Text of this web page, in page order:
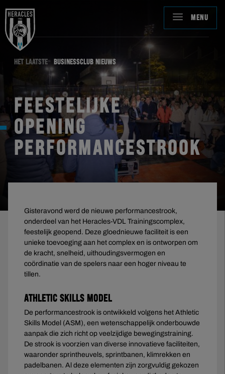
MENU
HET LAATSTE BUSINESSCLUB NIEUWS
FEESTELIJKE
OPENING
PERFORMANCESTROOK
Gisteravond werd de nieuwe performancestrook,
onderdeel van het Heracles-VDL Trainingscomplex,
feestelijk geopend. Deze gloednieuwe faciliteit is een
unieke toevoeging aan het complex en is ontworpen om
de kracht, snelheid, uithoudingsvermogen en
coördinatie van de spelers naar een hoger niveau te
tillen.
Athletic Skills Model
De performancestrook is ontwikkeld volgens het Athletic
Skills Model (ASM), een wetenschappelijk onderbouwde
aanpak die zich richt op veelzijdige bewegingstraining.
De strook is voorzien van diverse innovatieve faciliteiten,
waaronder sprintheuvels, sprintbanen, klimrekken en
padelbanen. Al deze elementen zijn zorgvuldig gekozen